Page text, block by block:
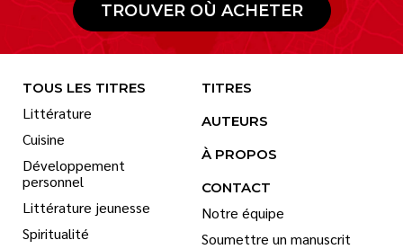
TROUVER OÙ ACHETER
TOUS LES TITRES
Littérature
Cuisine
Développement
personnel
Littérature jeunesse
Spiritualité
TITRES
AUTEURS
À PROPOS
CONTACT
Notre équipe
Soumettre un manuscrit